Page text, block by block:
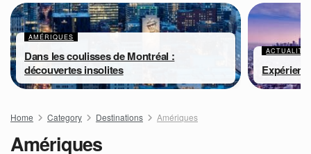
AMÉRIQUES
Dans les coulisses de Montréal :
découvertes insolites
Home Category Destinations Amériques
Amériques